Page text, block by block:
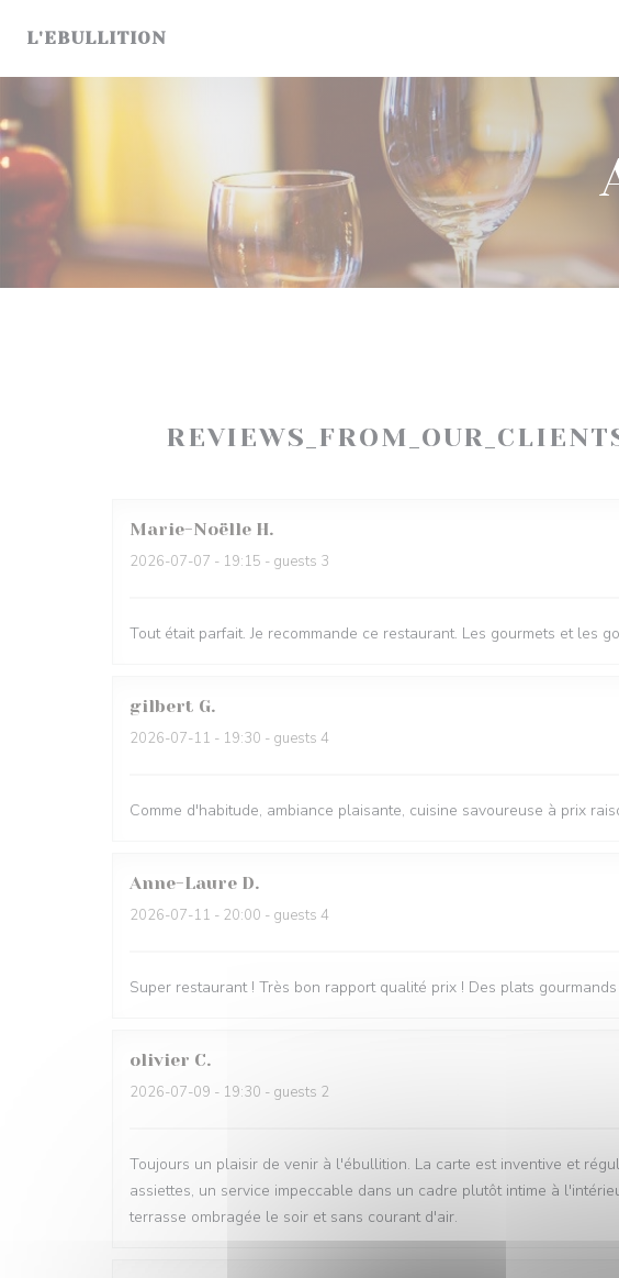
L'EBULLITION
Marie-Noëlle H
2026-07-07 - 19:15 - guests 3
Tout était parfait. Je recommande ce restaurant. Les gourmets et les
gilbert G
2026-07-11 - 19:30 - guests 4
Comme d'habitude, ambiance plaisante, cuisine savoureuse à prix
Anne-Laure D
2026-07-11 - 20:00 - guests 4
Super restaurant ! Très bon rapport qualité prix ! Des plats
olivier C
2026-07-09 - 19:30 - guests 2
Toujours un plaisir de venir à l'ébullition. La carte est inventive et
assiettes, un service impeccable dans un cadre plutôt intime à
terrasse ombragée le soir et sans courant d'air.